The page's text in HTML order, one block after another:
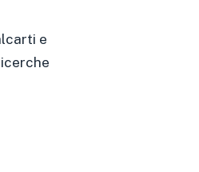
e